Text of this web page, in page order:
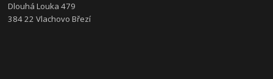
Dlouhá Louka 479
384 22 Vlachovo Březí